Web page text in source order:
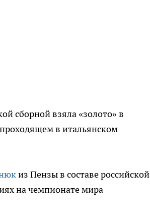
сборной взяла «золото» в
в итальянском
из Пензы в составе российской
на чемпионате мира